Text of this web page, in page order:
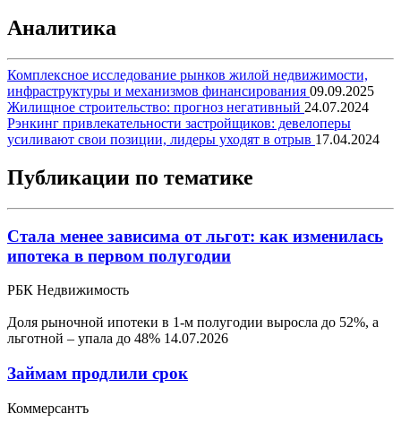
Аналитика
Комплексное исследование рынков жилой недвижимости,
инфраструктуры и механизмов финансирования 09.09.2025
Жилищное строительство: прогноз негативный 24.07.2024
Рэнкинг привлекательности застройщиков: девелоперы
усиливают свои позиции, лидеры уходят в отрыв 17.04.2024
Публикации по тематике
Стала менее зависима от льгот: как изменилась
ипотека в первом полугодии
РБК Недвижимость
Доля рыночной ипотеки в 1-м полугодии выросла до 52%, а
льготной – упала до 48% 14.07.2026
Займам продлили срок
Коммерсантъ